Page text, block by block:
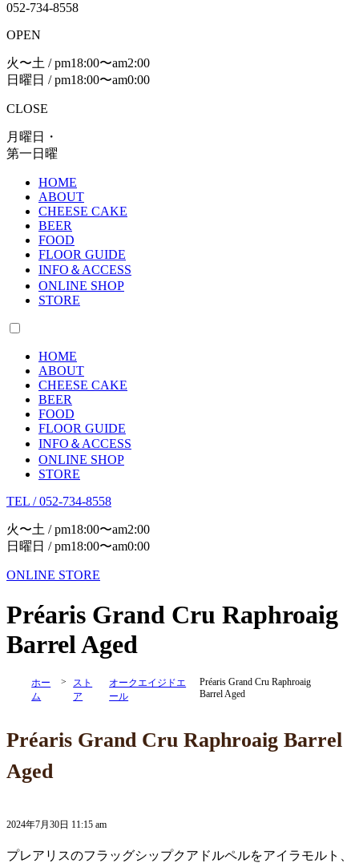
052-734-8558
OPEN
火〜土 / pm18:00〜am2:00
日曜日 / pm18:00〜am0:00
CLOSE
月曜日・
第一日曜
HOME
ABOUT
CHEESE CAKE
BEER
FOOD
FLOOR GUIDE
INFO＆ACCESS
ONLINE SHOP
STORE
HOME
ABOUT
CHEESE CAKE
BEER
FOOD
FLOOR GUIDE
INFO＆ACCESS
ONLINE SHOP
STORE
TEL / 052-734-8558
火〜土 / pm18:00〜am2:00
日曜日 / pm18:00〜am0:00
ONLINE STORE
Préaris Grand Cru Raphroaig
Barrel Aged
ホー
ム
>
スト
ア
オークエイジドエ
ール
Préaris Grand Cru Raphroaig
Barrel Aged
Préaris Grand Cru Raphroaig Barrel
Aged
2024年7月30日 11:15 am
プレアリスのフラッグシップクアドルペルをアイラモルト、